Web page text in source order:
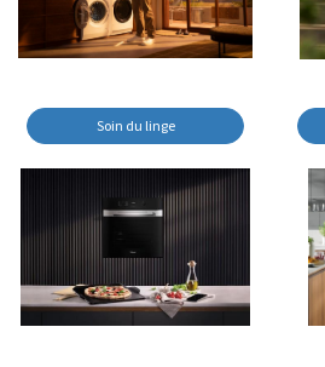
Soin du linge